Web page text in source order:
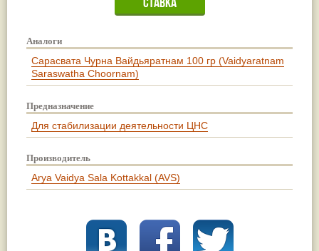
Аналоги
Сарасвата Чурна Вайдьяратнам 100 гр (Vaidyaratnam
Saraswatha Choornam)
Предназначение
Для стабилизации деятельности ЦНС
Производитель
Arya Vaidya Sala Kottakkal (AVS)